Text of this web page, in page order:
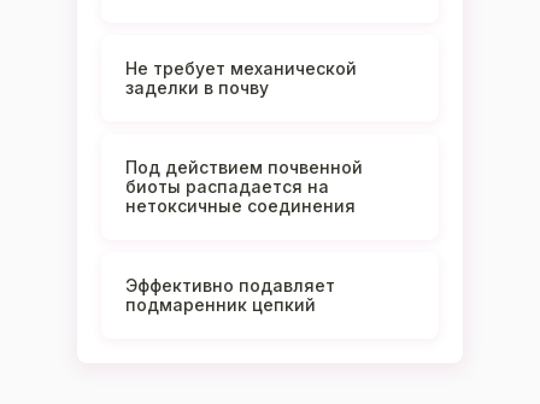
Не требует механической
заделки в почву
Под действием почвенной
биоты распадается на
нетоксичные соединения
Эффективно подавляет
подмаренник цепкий